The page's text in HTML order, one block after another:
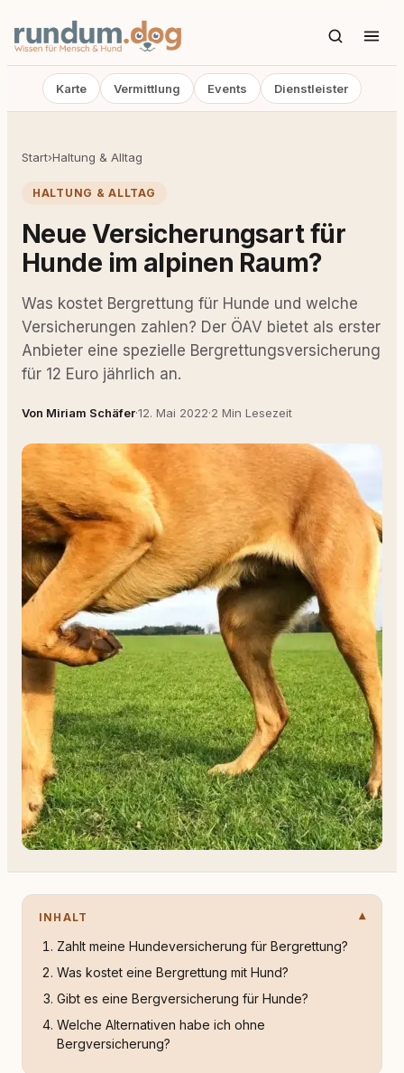
Karte Vermittlung Events Dienstleister
Start›Haltung & Alltag
HALTUNG & ALLTAG
Neue Versicherungsart für
Hunde im alpinen Raum?
Was kostet Bergrettung für Hunde und welche
Versicherungen zahlen? Der ÖAV bietet als erster
Anbieter eine spezielle Bergrettungsversicherung
für 12 Euro jährlich an.
Von Miriam Schäfer·12. Mai 2022·2 Min Lesezeit
INHALT
Zahlt meine Hundeversicherung für Bergrettung?
Was kostet eine Bergrettung mit Hund?
Gibt es eine Bergversicherung für Hunde?
Welche Alternativen habe ich ohne
Bergversicherung?